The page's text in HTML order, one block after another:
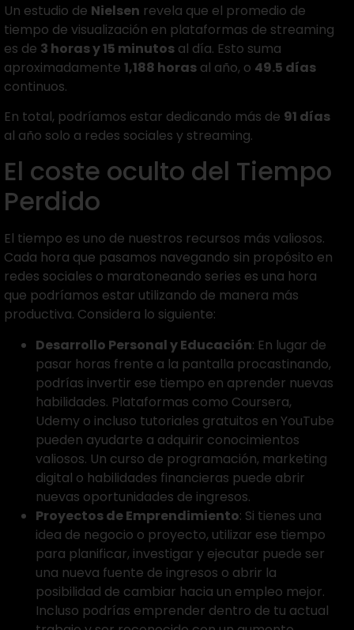
Un estudio de Nielsen revela que el promedio de
tiempo de visualización en plataformas de streaming
es de 3 horas y 15 minutos al día. Esto suma
aproximadamente 1,188 horas al año, o 49.5 días
continuos.
En total, podríamos estar dedicando más de 91 días
al año solo a redes sociales y streaming.
El coste oculto del Tiempo
Perdido
El tiempo es uno de nuestros recursos más valiosos.
Cada hora que pasamos navegando sin propósito en
redes sociales o maratoneando series es una hora
que podríamos estar utilizando de manera más
productiva. Considera lo siguiente:
Desarrollo Personal y Educación: En lugar de
pasar horas frente a la pantalla procastinando,
podrías invertir ese tiempo en aprender nuevas
habilidades. Plataformas como Coursera,
Udemy o incluso tutoriales gratuitos en YouTube
pueden ayudarte a adquirir conocimientos
valiosos. Un curso de programación, marketing
digital o habilidades financieras puede abrir
nuevas oportunidades de ingresos.
Proyectos de Emprendimiento: Si tienes una
idea de negocio o proyecto, utilizar ese tiempo
para planificar, investigar y ejecutar puede ser
una nueva fuente de ingresos o abrir la
posibilidad de cambiar hacia un empleo mejor.
Incluso podrías emprender dentro de tu actual